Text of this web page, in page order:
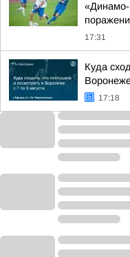
«Динамо-
17:31
Куда
17:18